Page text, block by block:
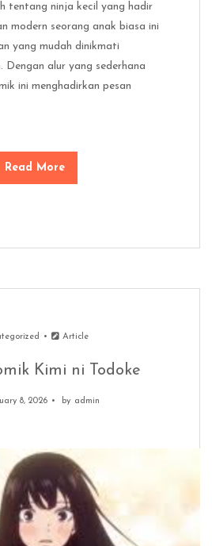
tentang ninja kecil yang hadir
modern seorang anak biasa ini
yang mudah dinikmati
Dengan alur yang sederhana
ini menghadirkan pesan
Read More
Article
Kimi ni Todoke
8, 2026 by admin